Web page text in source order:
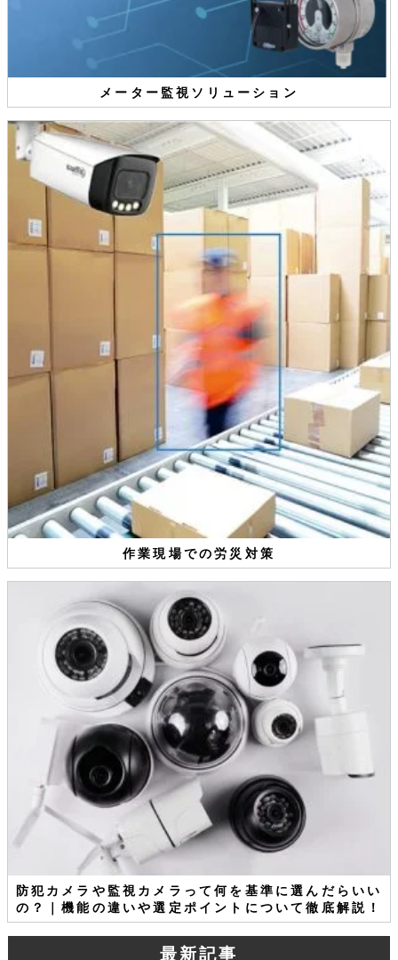
メーター監視ソリューション
作業現場での労災対策
防犯カメラや監視カメラって何を基準に選んだらいい
の？｜機能の違いや選定ポイントについて徹底解説！
最新記事